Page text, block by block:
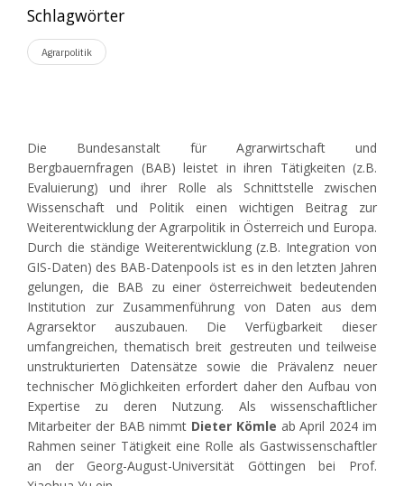
Schlagwörter
Agrarpolitik
Die Bundesanstalt für Agrarwirtschaft und
Bergbauernfragen (BAB) leistet in ihren Tätigkeiten (z.B.
Evaluierung) und ihrer Rolle als Schnittstelle zwischen
Wissenschaft und Politik einen wichtigen Beitrag zur
Weiterentwicklung der Agrarpolitik in Österreich und Europa.
Durch die ständige Weiterentwicklung (z.B. Integration von
GIS-Daten) des BAB-Datenpools ist es in den letzten Jahren
gelungen, die BAB zu einer österreichweit bedeutenden
Institution zur Zusammenführung von Daten aus dem
Agrarsektor auszubauen. Die Verfügbarkeit dieser
umfangreichen, thematisch breit gestreuten und teilweise
unstrukturierten Datensätze sowie die Prävalenz neuer
technischer Möglichkeiten erfordert daher den Aufbau von
Expertise zu deren Nutzung. Als wissenschaftlicher
Mitarbeiter der BAB nimmt Dieter Kömle ab April 2024 im
Rahmen seiner Tätigkeit eine Rolle als Gastwissenschaftler
an der Georg-August-Universität Göttingen bei Prof.